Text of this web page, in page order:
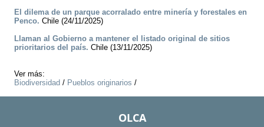
El dilema de un parque acorralado entre minería y forestales en
Penco. Chile (24/11/2025)
Llaman al Gobierno a mantener el listado original de sitios
prioritarios del país. Chile (13/11/2025)
Ver más:
Biodiversidad / Pueblos originarios /
OLCA